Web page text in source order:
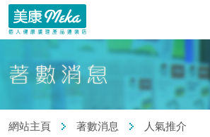
網站主頁 著數消息 人氣推介